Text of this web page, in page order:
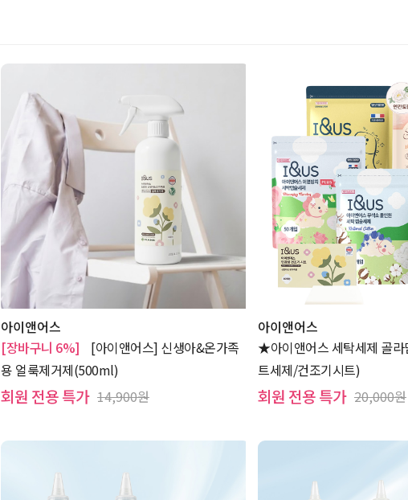
아이앤어스
[장바구니 6%]
[아이앤어스] 신생아&온가족
용 얼룩제거제(500ml)
회원 전용 특가 14,900원
아이앤어스
★아이앤어스 세탁세제 골라
트세제/건조기시트)
회원 전용 특가 20,000원